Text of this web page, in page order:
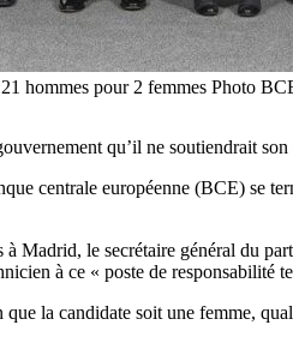
hommes pour 2 femmes Photo
qu’il ne soutiendrait
centrale européenne (BCE) se
à Madrid, le secrétaire général du
à ce « poste de responsabilité
la candidate soit une femme,